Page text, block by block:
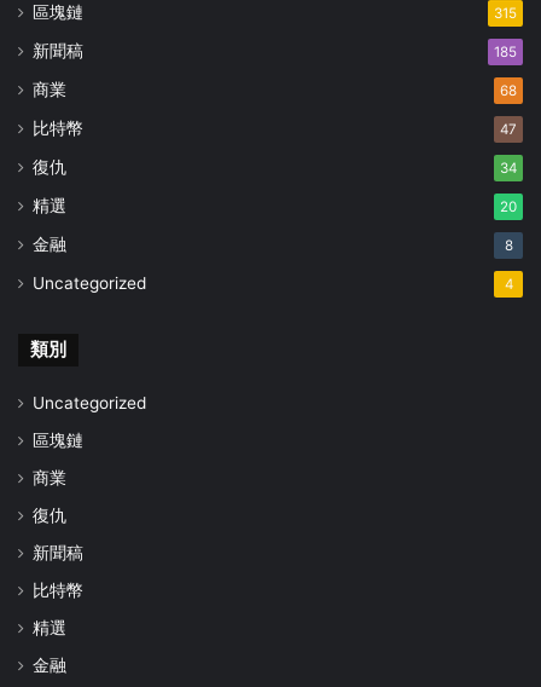
區塊鏈 315
新聞稿 185
商業 68
比特幣 47
復仇 34
精選 20
金融 8
Uncategorized 4
類別
Uncategorized
區塊鏈
商業
復仇
新聞稿
比特幣
精選
金融